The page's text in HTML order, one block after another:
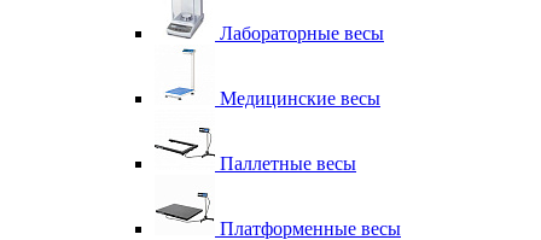
Лабораторные весы
Медицинские весы
Паллетные весы
Платформенные весы